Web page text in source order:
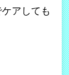
アしても